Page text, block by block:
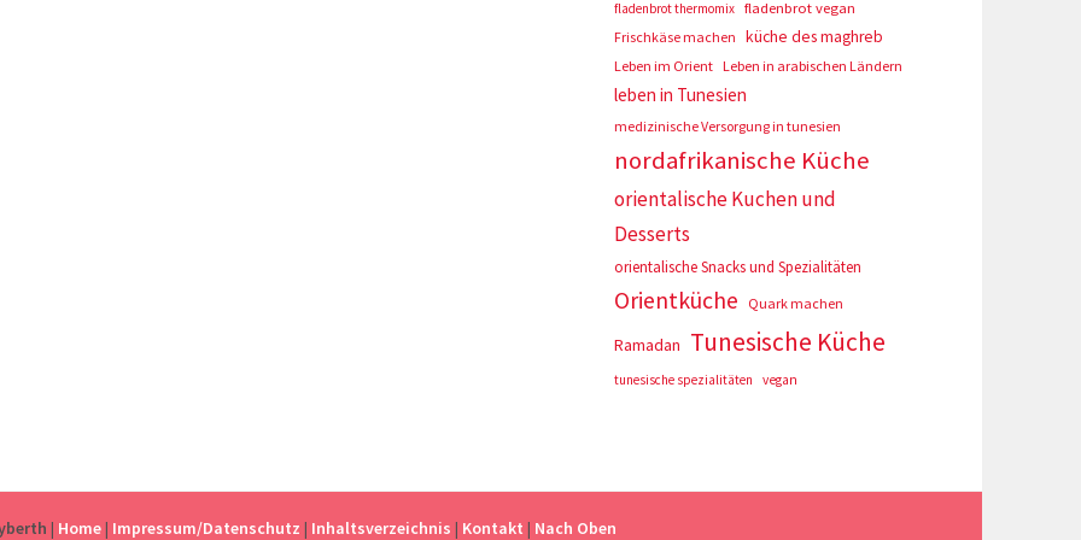
fladenbrot thermomix fladenbrot vegan
Frischkäse machen küche des maghreb
Leben im Orient Leben in arabischen Ländern
leben in Tunesien
medizinische Versorgung in tunesien
nordafrikanische Küche
orientalische Kuchen und
Desserts
orientalische Snacks und Spezialitäten
Orientküche Quark machen
Ramadan Tunesische Küche
tunesische spezialitäten vegan
| Home| Impressum/Datenschutz | Inhaltsverzeichnis | Kontakt | Nach Oben